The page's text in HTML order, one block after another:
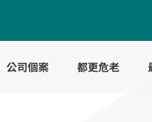
公司個案 都更危老